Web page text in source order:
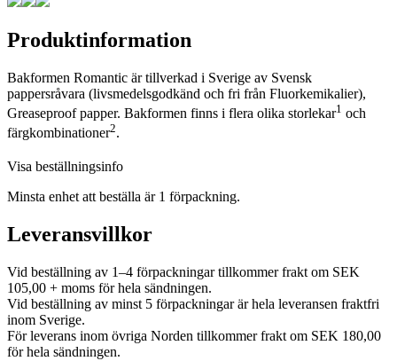
Produktinformation
Bakformen Romantic är tillverkad i Sverige av Svensk
pappersråvara (livsmedelsgodkänd och fri från Fluorkemikalier),
Greaseproof papper. Bakformen finns i flera olika storlekar1 och
färgkombinationer2.
Visa beställningsinfo
Minsta enhet att beställa är 1 förpackning.
Leveransvillkor
Vid beställning av 1–4 förpackningar tillkommer frakt om SEK
105,00 + moms för hela sändningen.
Vid beställning av minst 5 förpackningar är hela leveransen fraktfri
inom Sverige.
För leverans inom övriga Norden tillkommer frakt om SEK 180,00
för hela sändningen.